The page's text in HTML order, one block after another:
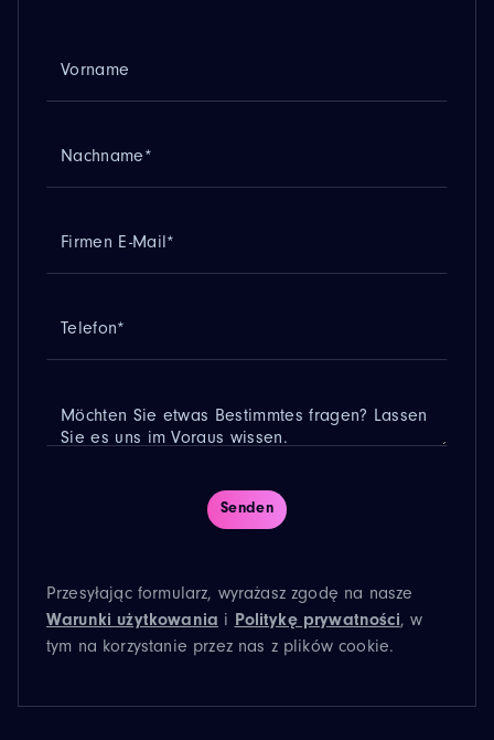
Przesyłając formularz, wyrażasz zgodę na nasze
Warunki użytkowania i Politykę prywatności, w
tym na korzystanie przez nas z plików cookie.